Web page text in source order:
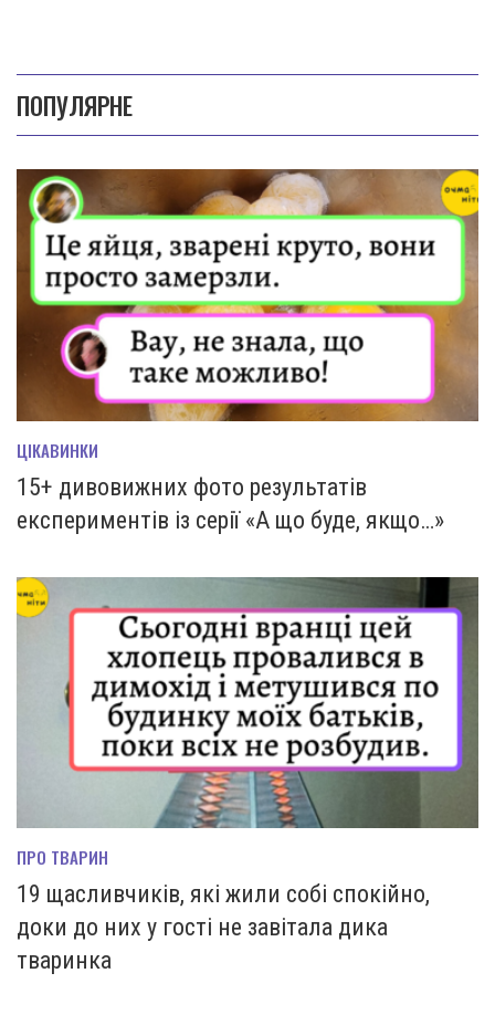
ПОПУЛЯРНЕ
ЦІКАВИНКИ
15+ дивовижних фото результатів
експериментів із серії «А що буде, якщо…»
ПРО ТВАРИН
19 щасливчиків, які жили собі спокійно,
доки до них у гості не завітала дика
тваринка